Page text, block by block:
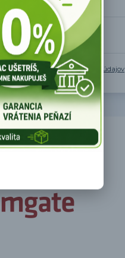
sospracovaním osobných údajov